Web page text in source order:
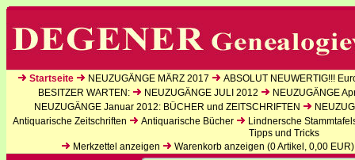
Startseite NEUZUGÄNGE MÄRZ 2017
ABSOLUT NEUWERTIG!!!
BESITZER WARTEN:
NEUZUGÄNGE JULI 2012
NEUZUGÄNGE
NEUZUGÄNGE Januar 2012: BÜCHER und ZEITSCHRIFTEN
Antiquarische Zeitschriften
Antiquarische Bücher
Lindnersche
Tipps und Tricks
Merkzettel anzeigen
Warenkorb anzeigen (0Artikel, 0,00 EUR)